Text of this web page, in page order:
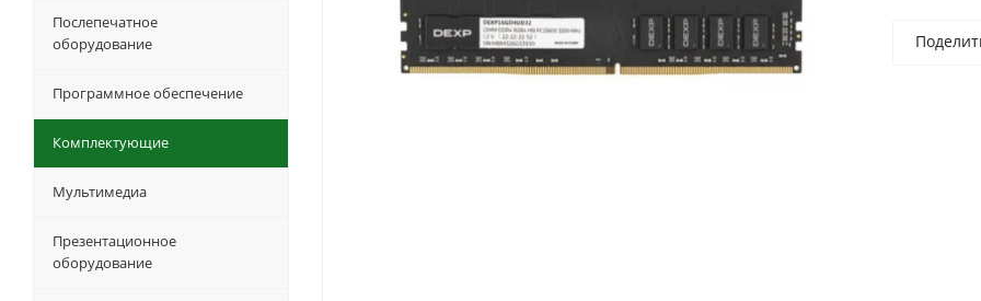
Послепечатное
оборудование
Программное обеспечение
Комплектующие
Мультимедиа
Презентационное
оборудование